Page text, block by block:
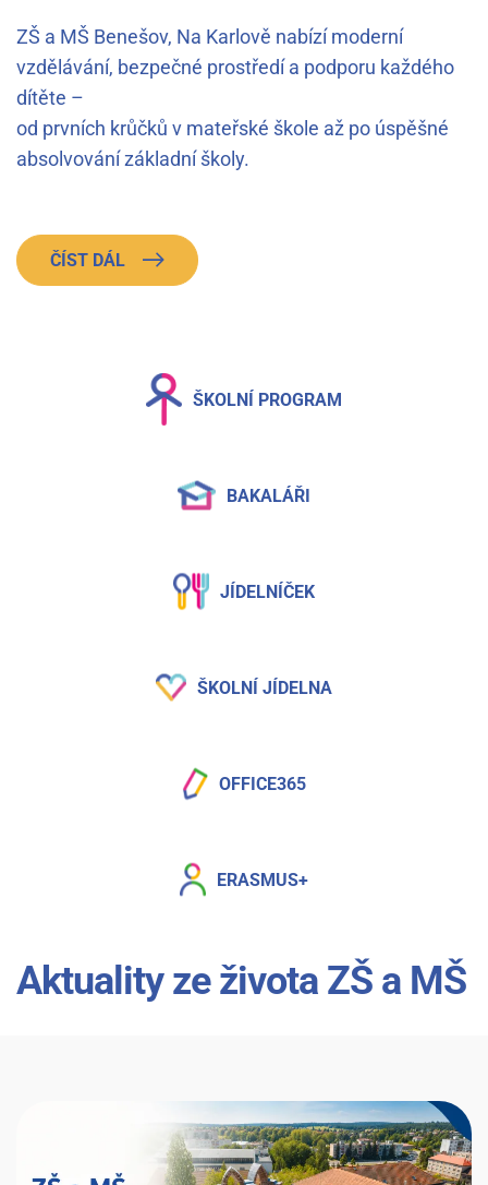
ZŠ a MŠ Benešov, Na Karlově nabízí moderní
vzdělávání, bezpečné prostředí a podporu každého
dítěte –
od prvních krůčků v mateřské škole až po úspěšné
absolvování základní školy.
ČÍST DÁL
ŠKOLNÍ PROGRAM
BAKALÁŘI
JÍDELNÍČEK
ŠKOLNÍ JÍDELNA
OFFICE365
ERASMUS+
Aktuality ze života ZŠ a MŠ